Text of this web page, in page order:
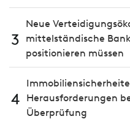
3
Neue
mittelständische
positionieren müssen
4
Herausforderungen
Überprüfung